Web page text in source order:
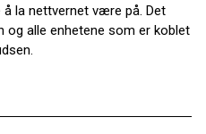
la nettvernet være på. Det
og alle enhetene som er koblet